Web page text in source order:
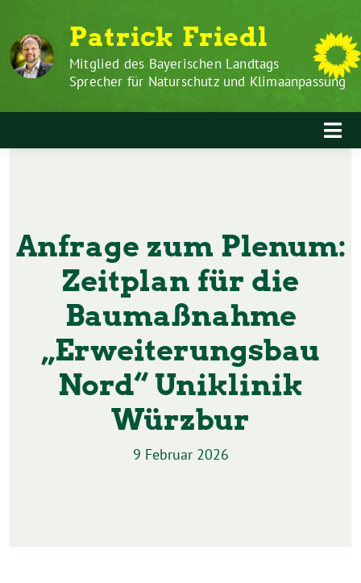
Inhalt
springen
zum
Inhalt
Patrick Friedl
Mitglied des Bayerischen Landtags
Sprecher für Naturschutz und Klimaanpassung
Anfrage zum Plenum:
Zeitplan für die
Baumaßnahme
„Erweiterungsbau
Nord“ Uniklinik
Würzbur
9 Februar 2026